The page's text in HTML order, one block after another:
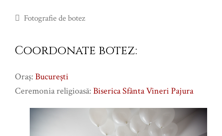
Fotografie de botez
Coordonate botez:
Oraş: Bucureşti
Ceremonia religioasă: Biserica Sfânta Vineri Pajura